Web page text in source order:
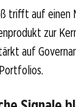
trifft auf einen
zur
auf